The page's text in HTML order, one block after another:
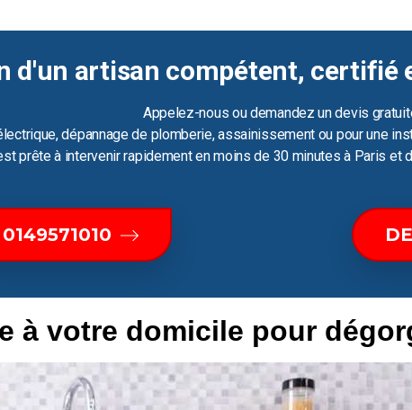
d'un artisan compétent, certifié
Appelez-nous ou demandez un devis
dépannage de plomberie, assainissement ou pour une
prête à intervenir rapidement en moins de 30 minutes à Paris et
0149571010
à votre domicile pour